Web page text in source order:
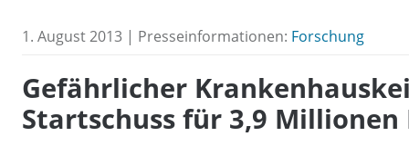
1. August 2013 | Presseinformationen: Forschung
Gefährlicher
Startschuss für 3,9 Millionen